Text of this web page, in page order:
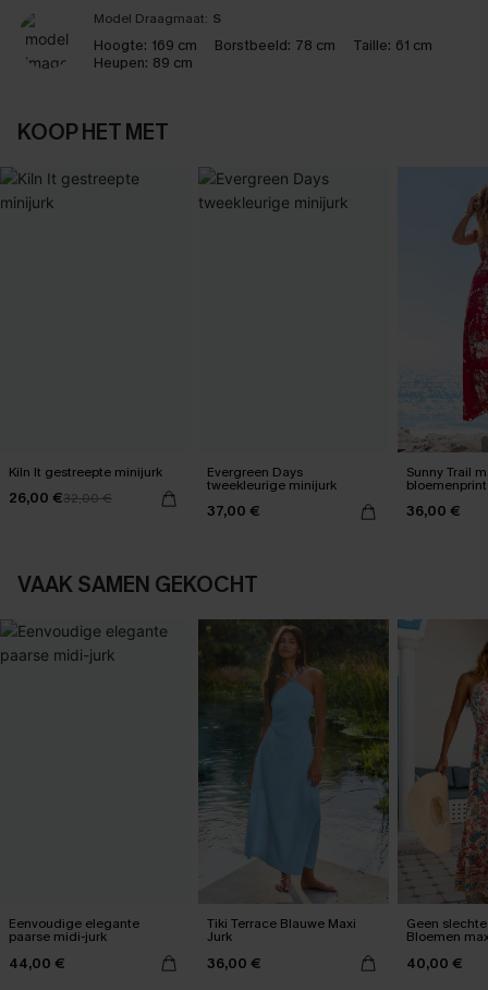
Model Draagmaat: S
Hoogte: 169 cm Borstbeeld: 78 cm Taille: 61 cm
Heupen: 89 cm
KOOP HET MET
Kiln It gestreepte minijurk
26,00 €32,00 €
Evergreen Days
tweekleurige minijurk
37,00 €
Sunny Trail
bloemenprint
36,00 €
VAAK SAMEN GEKOCHT
Eenvoudige elegante
paarse midi-jurk
44,00 €
Tiki Terrace Blauwe Maxi
Jurk
36,00 €
Geen
Bloemen
40,00 €